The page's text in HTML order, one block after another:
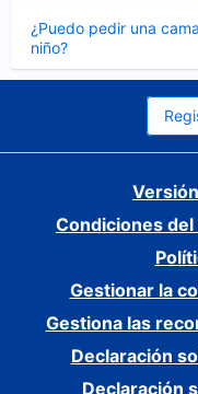
¿Puedo pedir una
niño?
cerrado
Condiciones
Gestionar la
Gestiona las
Declaración
Declaración